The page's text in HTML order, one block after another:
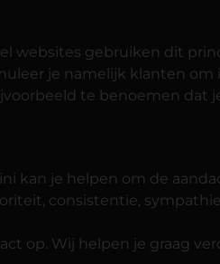
websites gebruiken dit
je namelijk klanten om
te benoemen dat
kan je helpen om de
consistentie,
op. Wij helpen je graag